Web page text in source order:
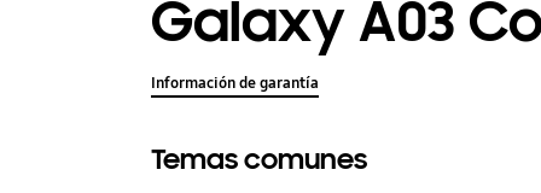
Galaxy A03
Información de garantía
Temas comunes